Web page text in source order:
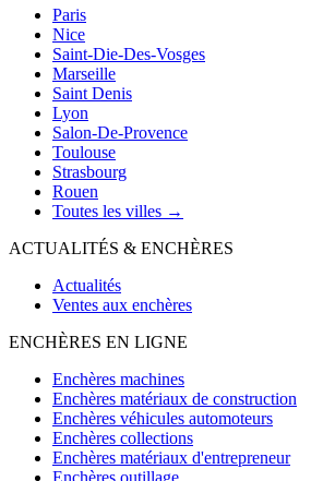
Paris
Nice
Saint-Die-Des-Vosges
Marseille
Saint Denis
Lyon
Salon-De-Provence
Toulouse
Strasbourg
Rouen
Toutes les villes →
ACTUALITÉS & ENCHÈRES
Actualités
Ventes aux enchères
ENCHÈRES EN LIGNE
Enchères machines
Enchères matériaux de construction
Enchères véhicules automoteurs
Enchères collections
Enchères matériaux d'entrepreneur
Enchères outillage